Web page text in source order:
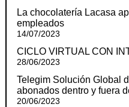
La chocolatería Lacasa
empleados
14/07/2023
CICLO VIRTUAL CON
28/06/2023
Telegim Solución Global
abonados dentro y fuera
20/06/2023